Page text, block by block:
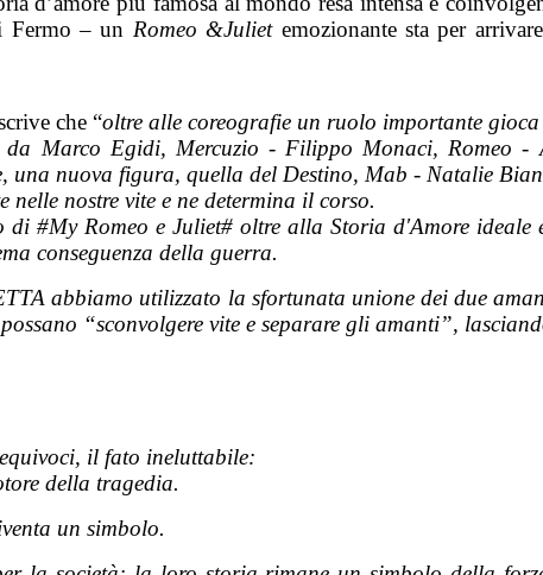
Fermo – un Romeo &Julietemozionante sta per
che “oltre alle coreografie un ruolo importante
da Marco Egidi, Mercuzio - Filippo Monaci, Romeo
una nuova figura, quella del Destino, Mab - Natalie
nelle nostre vite e ne determina il corso.
#My Romeo e Juliet# oltre alla Storia d'Amore
conseguenza della guerra.
abbiamo utilizzato la sfortunata unione dei due
“sconvolgere vite e separare gli amanti”,
il fato ineluttabile:
della tragedia.
un simbolo.